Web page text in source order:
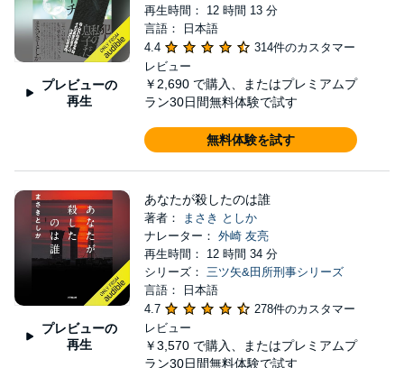
プレビューの
再生
再生時間： 12 時間 13 分
言語： 日本語
4.4
314件のカスタマー
レビュー
￥2,690 で購入、またはプレミアムプ
ラン30日間無料体験で試す
無料体験を試す
プレビューの
再生
あなたが殺したのは誰
著者：
まさき としか
ナレーター： 外崎 友亮
再生時間： 12 時間 34 分
シリーズ： 三ツ矢&田所刑事シリーズ
言語： 日本語
4.7
278件のカスタマー
レビュー
￥3,570 で購入、またはプレミアムプ
ラン30日間無料体験で試す